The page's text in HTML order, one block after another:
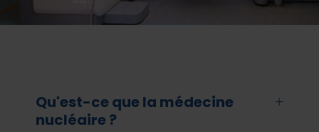
Qu'est-ce que la médecine
nucléaire ?